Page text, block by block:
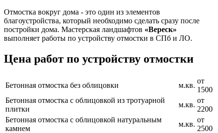
Отмостка вокруг дома - это один из элементов
благоустройства, который необходимо сделать сразу после
постройки дома. Мастерская ландшафтов «Вереск»
выполняет работы по устройству отмостки в СПб и ЛО.
Цена работ по устройству отмостки
Бетонная отмостка без облицовки м.кв.
от
1500
Бетонная отмостка с облицовкой из тротуарной
плитки
м.кв.
от
2200
Бетонная отмостка с облицовкой натуральным
камнем
м.кв.
от
2500